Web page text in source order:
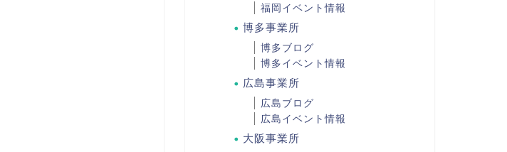
福岡イベント情報
博多事業所
博多ブログ
博多イベント情報
広島事業所
広島ブログ
広島イベント情報
大阪事業所